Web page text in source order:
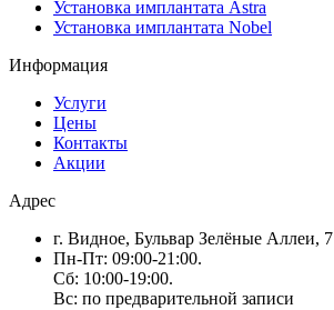
Установка имплантата Astra
Установка имплантата Nobel
Информация
Услуги
Цены
Контакты
Акции
Адрес
г. Видное, Бульвар Зелёные Аллеи, 7
Пн-Пт: 09:00-21:00.
Сб: 10:00-19:00.
Вс: по предварительной записи